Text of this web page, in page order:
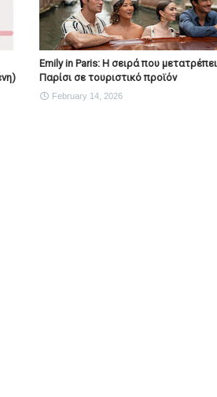
Emily in Paris: Η σειρά που
Παρίσι σε τουριστικό προϊόν
February 14, 2026